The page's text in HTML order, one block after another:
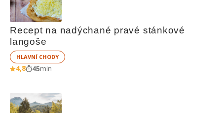
Recept na nadýchané pravé stánkové
langoše
HLAVNÍ CHODY
4,8 45min